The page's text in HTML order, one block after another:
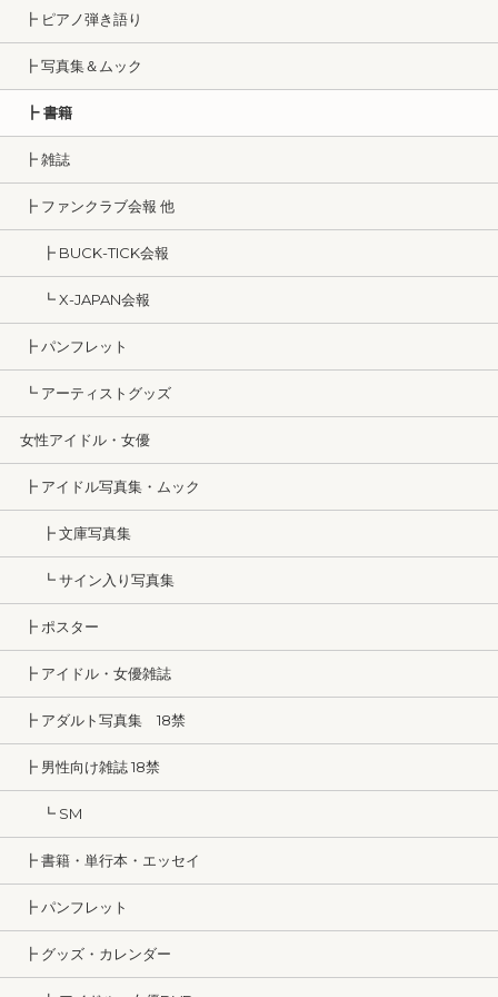
┣ ピアノ弾き語り
┣ 写真集＆ムック
┣ 書籍
┣ 雑誌
┣ ファンクラブ会報 他
┣ BUCK-TICK会報
┗ X-JAPAN会報
┣ パンフレット
┗ アーティストグッズ
女性アイドル・女優
┣ アイドル写真集・ムック
┣ 文庫写真集
┗ サイン入り写真集
┣ ポスター
┣ アイドル・女優雑誌
┣ アダルト写真集 18禁
┣ 男性向け雑誌 18禁
┗ SM
┣ 書籍・単行本・エッセイ
┣ パンフレット
┣ グッズ・カレンダー